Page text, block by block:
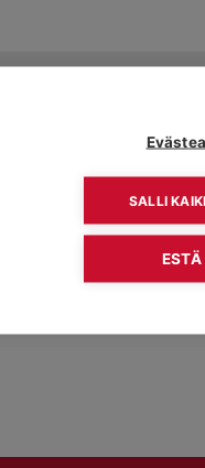
Tilaa
SALLI
ESTÄ